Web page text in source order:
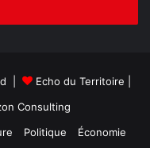
| Echo du Territoire
Consulting
Politique Économie